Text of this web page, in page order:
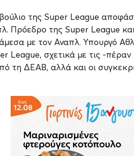
της Super League
Πρόεδρο της Super League
με τον Αναπλ. Υπουργό
League, σχετικά με τις -
τη ΔΕΑΒ, αλλά και οι